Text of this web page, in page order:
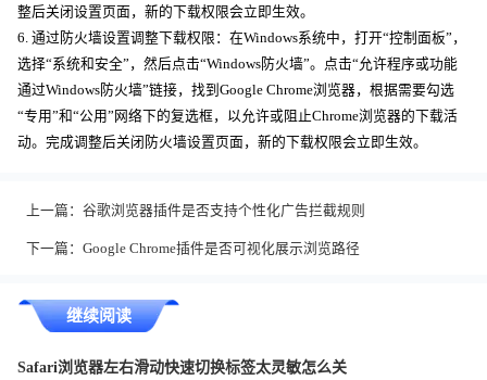
整后关闭设置页面，新的下载权限会立即生效。
6. 通过防火墙设置调整下载权限：在Windows系统中，打开“控制面板”，
选择“系统和安全”，然后点击“Windows防火墙”。点击“允许程序或功能
通过Windows防火墙”链接，找到Google Chrome浏览器，根据需要勾选
“专用”和“公用”网络下的复选框，以允许或阻止Chrome浏览器的下载活
动。完成调整后关闭防火墙设置页面，新的下载权限会立即生效。
上一篇： 谷歌浏览器插件是否支持个性化广告拦截规则
下一篇： Google Chrome插件是否可视化展示浏览路径
继续阅读
Safari浏览器左右滑动快速切换标签太灵敏怎么关